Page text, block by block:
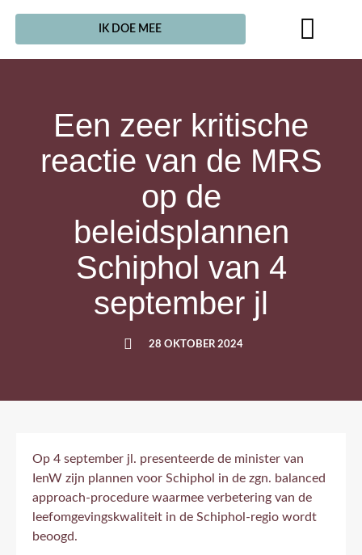
IK DOE MEE
Een zeer kritische
reactie van de MRS
op de
beleidsplannen
Schiphol van 4
september jl
28 OKTOBER 2024
Op 4 september jl. presenteerde de minister van
IenW zijn plannen voor Schiphol in de zgn. balanced
approach-procedure waarmee verbetering van de
leefomgevingskwaliteit in de Schiphol-regio wordt
beoogd.